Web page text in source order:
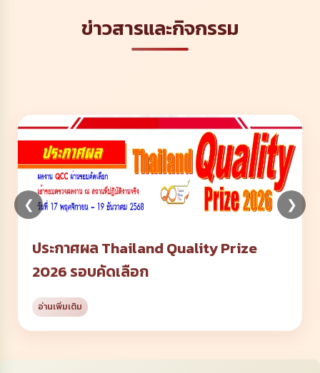
ข่าวสารและกิจกรรม
❮ ❯
ประกาศผล Thailand Quality Prize
2026 รอบคัดเลือก
อ่านเพิ่มเติม